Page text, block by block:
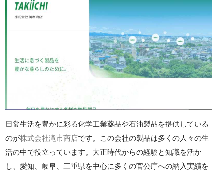
日常生活を豊かに彩る化学工業薬品や石油製品を提供している
のが株式会社滝市商店です。この会社の製品は多くの人々の生
活の中で役立っています。大正時代からの経験と知識を活か
し、愛知、岐阜、三重県を中心に多くの官公庁への納入実績を